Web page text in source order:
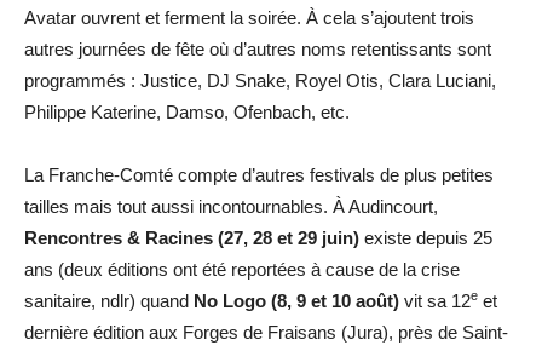
Avatar ouvrent et ferment la soirée. À cela s’ajoutent trois
autres journées de fête où d’autres noms retentissants sont
programmés : Justice, DJ Snake, Royel Otis, Clara Luciani,
Philippe Katerine, Damso, Ofenbach, etc.
La Franche-Comté compte d’autres festivals de plus petites
tailles mais tout aussi incontournables. À Audincourt,
Rencontres & Racines (27, 28 et 29 juin) existe depuis 25
ans (deux éditions ont été reportées à cause de la crise
sanitaire, ndlr) quand No Logo (8, 9 et 10 août) vit sa 12e et
dernière édition aux Forges de Fraisans (Jura), près de Saint-